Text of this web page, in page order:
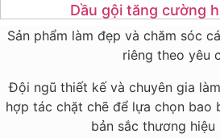
Dầu gội tăng cường
Sản phẩm làm đẹp và chăm sóc
riêng theo yêu
Đội ngũ thiết kế và chuyên gia
hợp tác chặt chẽ để lựa chọn bao
bản sắc thương hiệu